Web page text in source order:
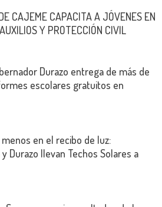
CAJEME CAPACITA A JÓVENES EN
Y PROTECCIÓN CIVIL
Durazo entrega de más de
escolares gratuitos en
en el recibo de luz:
Durazo llevan Techos Solares a